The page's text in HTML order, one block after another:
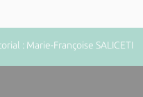
: Marie-Françoise SALICETI